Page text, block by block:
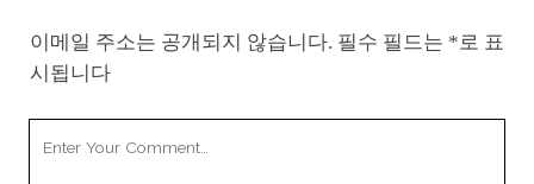
이메일 주소는 공개되지 않습니다. 필수 필드는 *로 표
시됩니다